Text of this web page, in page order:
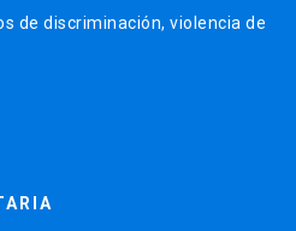
de discriminación, violencia de